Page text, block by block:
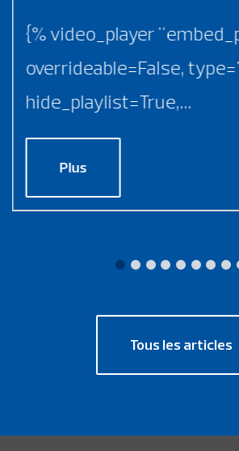
{% video_player
overrideable=False,
hide_playlist=True,...
Plus
Tous les articles